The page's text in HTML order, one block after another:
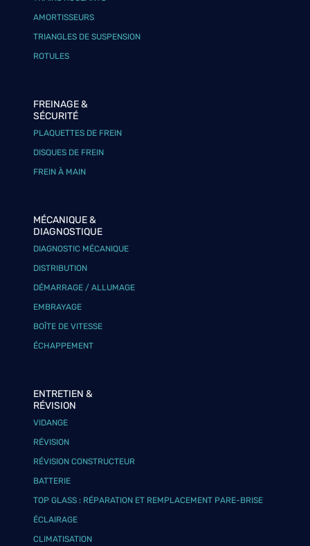
AMORTISSEURS
TRIANGLES DE SUSPENSION
ROTULES
FREINAGE &
SÉCURITÉ
PLAQUETTES DE FREIN
DISQUES DE FREIN
FREIN À MAIN
MÉCANIQUE &
DIAGNOSTIQUE
DIAGNOSTIC MÉCANIQUE
DISTRIBUTION
DÉMARRAGE / ALLUMAGE
EMBRAYAGE
BOÎTE DE VITESSE
ÉCHAPPEMENT
ENTRETIEN &
RÉVISION
VIDANGE
RÉVISION
RÉVISION CONSTRUCTEUR
BATTERIE
TOP GLASS : RÉPARATION ET REMPLACEMENT PARE-BRISE
ÉCLAIRAGE
CLIMATISATION